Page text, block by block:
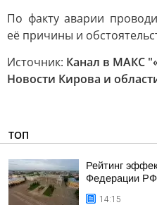
По факту аварии
её причины и
Источник: Канал в МАКС
Новости Кирова и
ТОП
Рейтинг
Федерации
14:15